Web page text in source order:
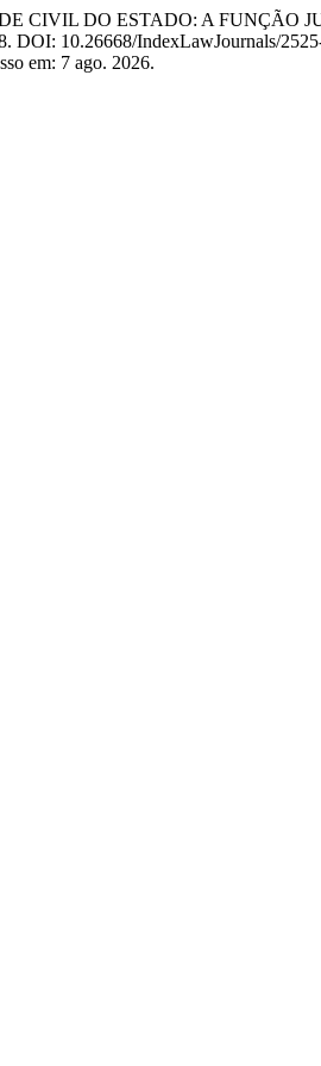
CIVIL DO ESTADO: A FUNÇÃO
DOI: 10.26668/IndexLawJournals/
em: 7 ago. 2026.